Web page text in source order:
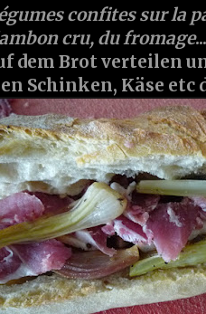
confites sur la
cru, du fromage
dem Brot verteilen
Schinken, Käse etc